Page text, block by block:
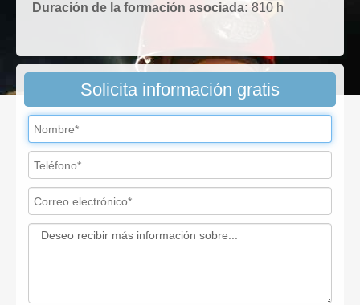
Duración de la formación asociada: 810 h
Solicita información gratis